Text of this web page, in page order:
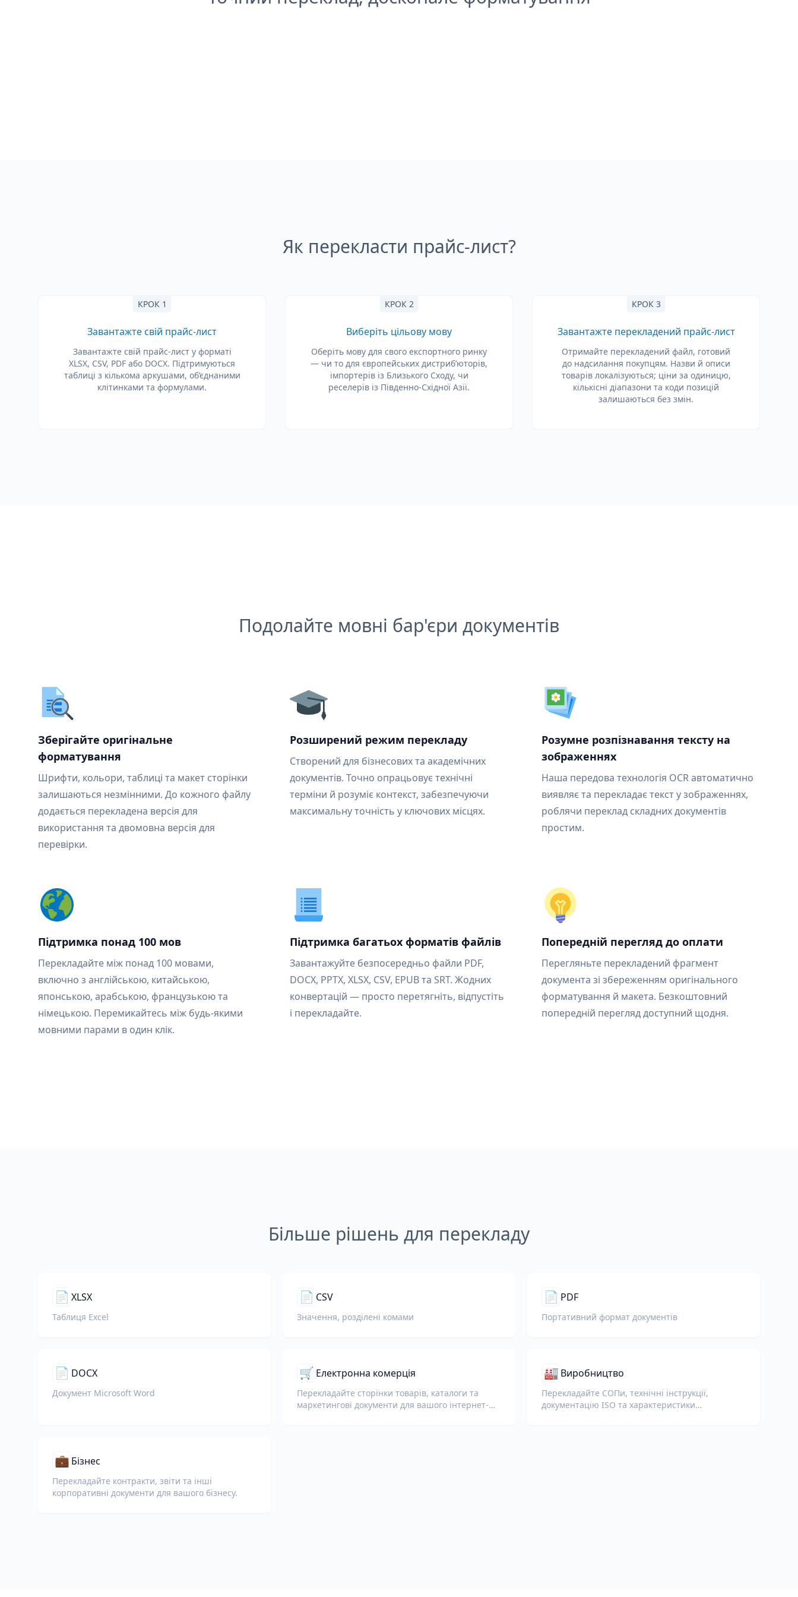
Як перекласти прайс-лист?
КРОК 1
Завантажте свій прайс-лист
Завантажте свій прайс-лист у форматі
XLSX, CSV, PDF або DOCX. Підтримуються
таблиці з кількома аркушами, об’єднаними
клітинками та формулами.
КРОК 2
Виберіть цільову мову
Оберіть мову для свого експортного ринку
— чи то для європейських дистриб’юторів,
імпортерів із Близького Сходу, чи
реселерів із Південно-Східної Азії.
КРОК 3
Завантажте перекладений прайс-лист
Отримайте перекладений файл, готовий
до надсилання покупцям. Назви й описи
товарів локалізуються; ціни за одиницю,
кількісні діапазони та коди позицій
залишаються без змін.
Подолайте мовні бар'єри документів
Зберігайте оригінальне
форматування
Шрифти, кольори, таблиці та макет сторінки
залишаються незмінними. До кожного файлу
додається перекладена версія для
використання та двомовна версія для
перевірки.
Розширений режим перекладу
Створений для бізнесових та академічних
документів. Точно опрацьовує технічні
терміни й розуміє контекст, забезпечуючи
максимальну точність у ключових місцях.
Розумне розпізнавання тексту на
зображеннях
Наша передова технологія OCR автоматично
виявляє та перекладає текст у зображеннях,
роблячи переклад складних документів
простим.
Підтримка понад 100 мов
Перекладайте між понад 100 мовами,
включно з англійською, китайською,
японською, арабською, французькою та
німецькою. Перемикайтесь між будь-якими
мовними парами в один клік.
Підтримка багатьох форматів файлів
Завантажуйте безпосередньо файли PDF,
DOCX, PPTX, XLSX, CSV, EPUB та SRT. Жодних
конвертацій — просто перетягніть, відпустіть
і перекладайте.
Попередній перегляд до оплати
Перегляньте перекладений фрагмент
документа зі збереженням оригінального
форматування й макета. Безкоштовний
попередній перегляд доступний щодня.
Більше рішень для перекладу
📄 XLSX
Таблиця Excel
📄 CSV
Значення, розділені комами
📄 PDF
Портативний формат документів
📄 DOCX
Документ Microsoft Word
🛒 Електронна комерція
Перекладайте сторінки товарів, каталоги та
маркетингові документи для вашого інтернет-
🏭 Виробництво
Перекладайте СОПи, технічні інструкції,
документацію ISO та характеристики
💼 Бізнес
Перекладайте контракти, звіти та інші
корпоративні документи для вашого бізнесу.